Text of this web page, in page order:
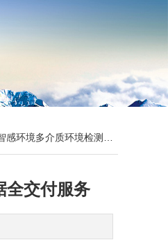
质环境检测及数据全交付服务
全交付服务